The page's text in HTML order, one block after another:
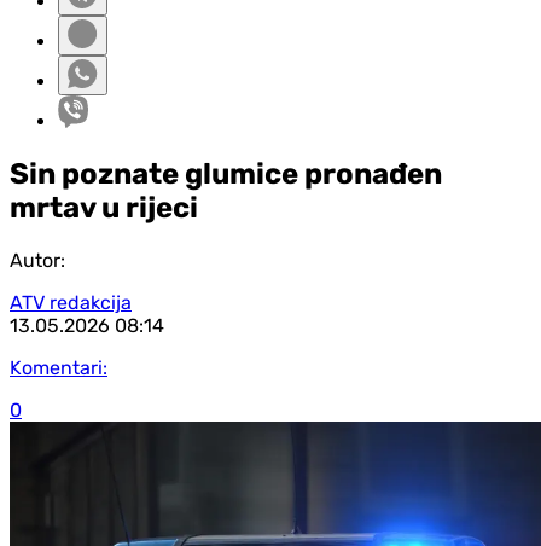
Sin poznate glumice pronađen
mrtav u rijeci
Autor:
ATV redakcija
13.05.2026 08:14
Komentari:
0